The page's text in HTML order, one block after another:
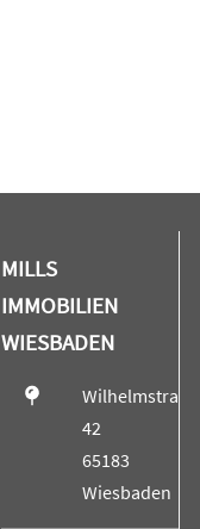
MILLS
IMMOBILIEN
WIESBADEN
Wilhelmstraße
42
65183
Wiesbaden